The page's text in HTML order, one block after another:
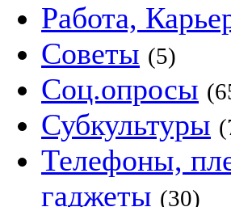
Работа,
Советы (5)
Соц.опросы
Субкультуры
Телефоны,
гаджеты (30)